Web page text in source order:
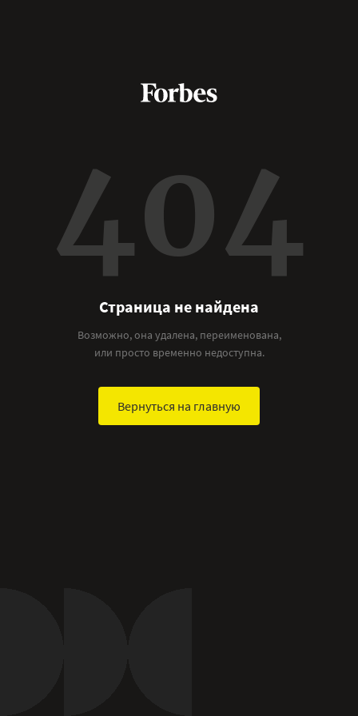
404
Страница не найдена
Возможно, она удалена, переименована,
или просто временно недоступна.
Вернуться на главную